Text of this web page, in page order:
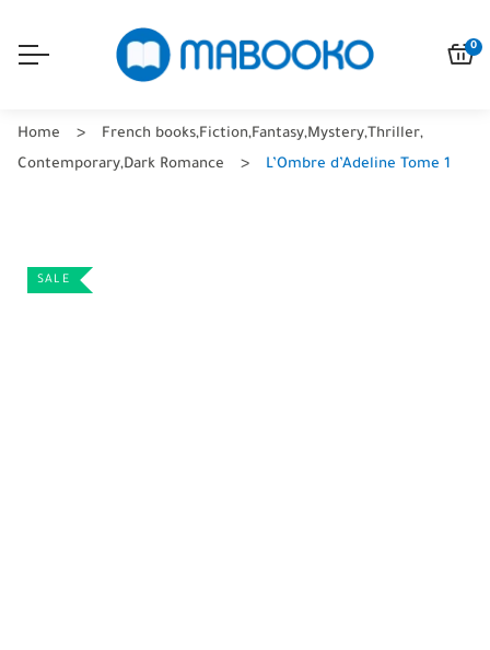
0
Home French books,Fiction,Fantasy,Mystery, Thriller,
Contemporary,Dark Romance L’Ombre d’Adeline Tome 1
SALE